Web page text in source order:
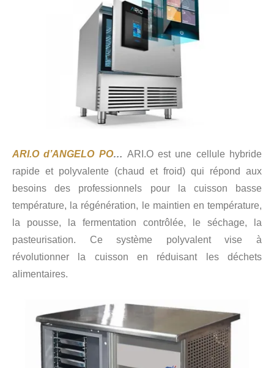
ARI.O d’ANGELO PO… ARI.O est une cellule hybride
rapide et polyvalente (chaud et froid) qui répond aux
besoins des professionnels pour la cuisson basse
température, la régénération, le maintien en température,
la pousse, la fermentation contrôlée, le séchage, la
pasteurisation. Ce système polyvalent vise à
révolutionner la cuisson en réduisant les déchets
alimentaires.